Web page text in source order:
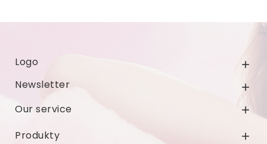
Logo 
Newsletter 
Our service 
Produkty 